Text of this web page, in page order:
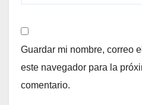
Guardar mi nombre, correo
este navegador para la
comentario.